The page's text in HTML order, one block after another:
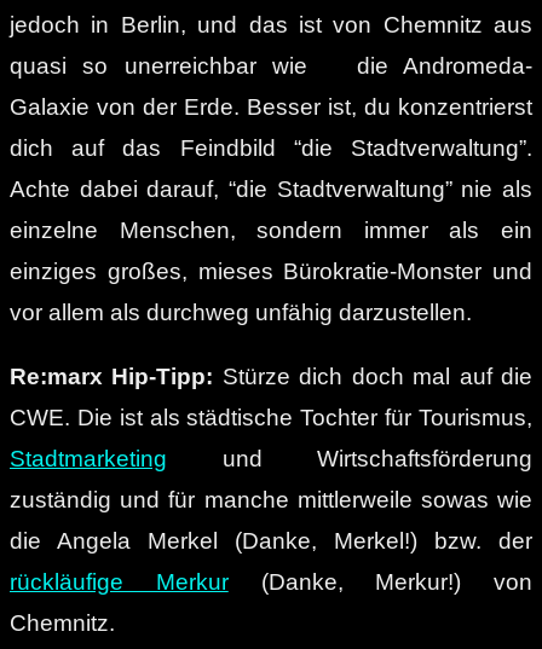
jedoch in Berlin, und das ist von Chemnitz aus
quasi so unerreichbar wie die Andromeda-
Galaxie von der Erde. Besser ist, du konzentrierst
dich auf das Feindbild “die Stadtverwaltung”.
Achte dabei darauf, “die Stadtverwaltung” nie als
einzelne Menschen, sondern immer als ein
einziges großes, mieses Bürokratie-Monster und
vor allem als durchweg unfähig darzustellen.
Re:marx Hip-Tipp: Stürze dich doch mal auf die
CWE. Die ist als städtische Tochter für Tourismus,
Stadtmarketing und Wirtschaftsförderung
zuständig und für manche mittlerweile sowas wie
die Angela Merkel (Danke, Merkel!) bzw. der
rückläufige Merkur(Danke, Merkur!) von
Chemnitz.